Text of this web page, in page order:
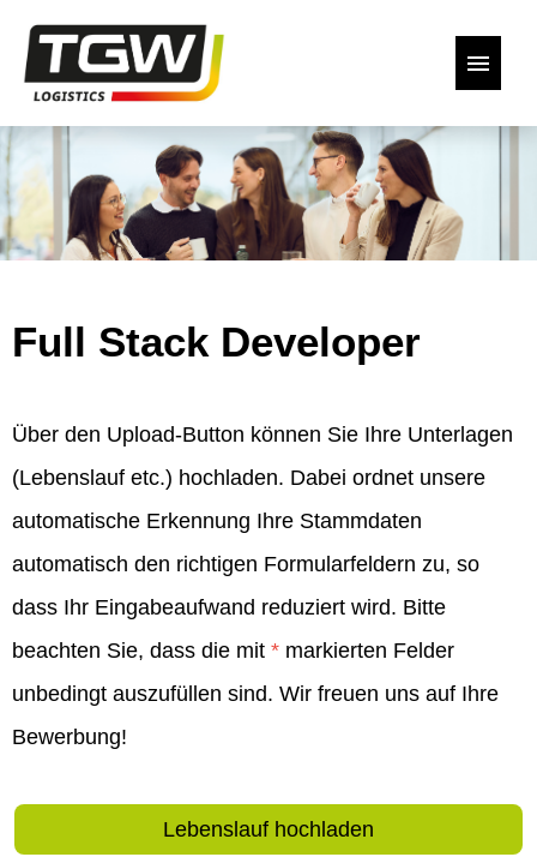
Englisch
Unsere offenen Stellen
Zustimmungserklärung
Full Stack Developer
Über den Upload-Button können Sie Ihre Unterlagen
(Lebenslauf etc.) hochladen. Dabei ordnet unsere
automatische Erkennung Ihre Stammdaten
automatisch den richtigen Formularfeldern zu, so
dass Ihr Eingabeaufwand reduziert wird. Bitte
beachten Sie, dass die mit * markierten Felder
unbedingt auszufüllen sind. Wir freuen uns auf Ihre
Bewerbung!
Lebenslauf hochladen